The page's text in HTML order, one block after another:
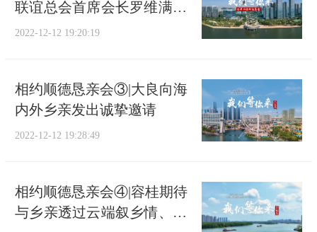
联谊总会首席会长罗维满发
出邀请
2022-12-12 19:20:19
相约顺德恳亲会③|大良向海
内外乡亲发出诚挚邀请
2022-12-12 19:28:49
相约顺德恳亲会④|容桂期待
与乡亲透过云端叙乡情、话